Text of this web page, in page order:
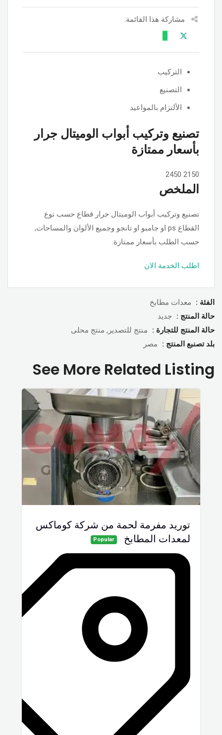
مشاركة هذا القائمة:
التركيب
التصنيع
الألتزام بالمواعيد
تصنيع وتركيب أبواب الوميتال جرار
بأسعار ممتازة
2150
2450
الملخص
تصنيع وتركيب أبواب الوميتال جرار قطاع حسب نوع
القطاع ps او جامبو او تانجو وجميع الألوان والمساحات,
حسب الطلب بأسعار ممتازة.
اطلب الخدمة الان
الفئة :
معدات مطابخ
حالة المنتج :
جديد
حالة المنتج للتجارة :
منتج للتصدير, منتج محلى
بلد تصنبع المنتج :
مصر
See More Related Listing
توريد مفرمة لحمة من شركة كوماكس
لمعدات المطابخ
Popular